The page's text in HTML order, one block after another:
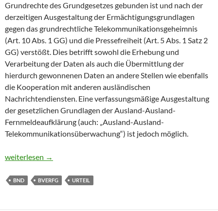
Grundrechte des Grundgesetzes gebunden ist und nach der
derzeitigen Ausgestaltung der Ermächtigungsgrundlagen
gegen das grundrechtliche Telekommunikationsgeheimnis
(Art. 10 Abs. 1 GG) und die Pressefreiheit (Art. 5 Abs. 1 Satz 2
GG) verstößt. Dies betrifft sowohl die Erhebung und
Verarbeitung der Daten als auch die Übermittlung der
hierdurch gewonnenen Daten an andere Stellen wie ebenfalls
die Kooperation mit anderen ausländischen
Nachrichtendiensten. Eine verfassungsmäßige Ausgestaltung
der gesetzlichen Grundlagen der Ausland-Ausland-
Fernmeldeaufklärung (auch: „Ausland-Ausland-
Telekommunikationsüberwachung“) ist jedoch möglich.
Ausland-Ausland-Fernmeldeaufklärung nach dem BND-
weiterlesen →
BND BVERFG URTEIL